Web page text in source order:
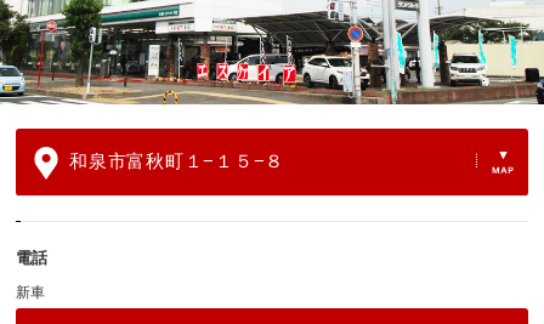
和泉市富秋町１−１５−８
電話
新車